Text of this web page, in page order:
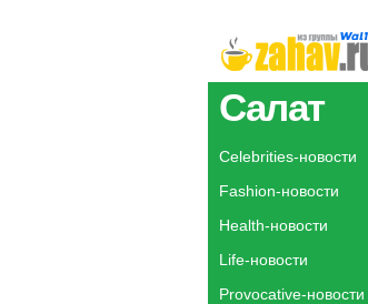
Салат
Celebrities-новости
Fashion-новости
Health-новости
Life-новости
Provocative-новости